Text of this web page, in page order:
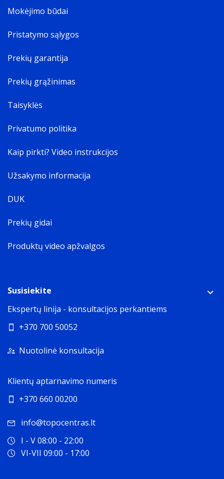
Mokėjimo būdai
Pristatymo sąlygos
Prekių garantija
Prekių grąžinimas
Taisyklės
Privatumo politika
Kaip pirkti? Video instrukcijos
Užsakymo informacija
DUK
Prekių gidai
Produktų video apžvalgos
Susisiekite
Ekspertų linija - konsultacijos perkantiems
+370 700 50052
Nuotolinė konsultacija
Klientų aptarnavimo numeris
+370 660 00200
info@topocentras.lt
I - V 08:00 - 22:00
VI-VII 09:00 - 17:00